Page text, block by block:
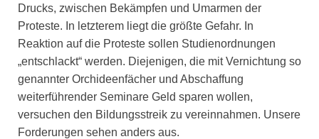
Drucks, zwischen Bekämpfen und Umarmen der
Proteste. In letzterem liegt die größte Gefahr. In
Reaktion auf die Proteste sollen Studienordnungen
„entschlackt“ werden. Diejenigen, die mit Vernichtung so
genannter Orchideenfächer und Abschaffung
weiterführender Seminare Geld sparen wollen,
versuchen den Bildungsstreik zu vereinnahmen. Unsere
Forderungen sehen anders aus.